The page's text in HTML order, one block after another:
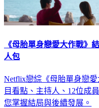
《母胎單身戀愛大作戰》
Netflix戀綜《母胎單身戀
目看點、主持人、12位成